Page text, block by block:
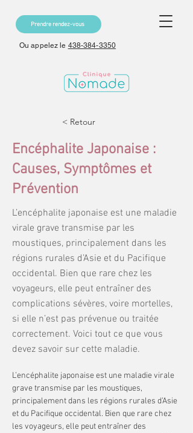
Prendre rendez-vous
Ou appelez le 438-384-3350
< Retour
Encéphalite Japonaise :
Causes, Symptômes et
Prévention
L’encéphalite japonaise est une maladie
virale grave transmise par les
moustiques, principalement dans les
régions rurales d’Asie et du Pacifique
occidental. Bien que rare chez les
voyageurs, elle peut entraîner des
complications sévères, voire mortelles,
si elle n’est pas prévenue ou traitée
correctement. Voici tout ce que vous
devez savoir sur cette maladie.
L’encéphalite japonaise est une maladie virale
grave transmise par les moustiques,
principalement dans les régions rurales d’Asie
et du Pacifique occidental. Bien que rare chez
les voyageurs, elle peut entraîner des